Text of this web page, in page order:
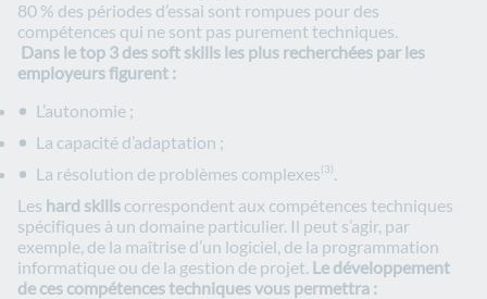
80 % des périodes d’essai sont rompues pour des
compétences qui ne sont pas purement techniques
Dans le top 3 des soft skills les plus recherchées par les
employeurs figurent :
L’autonomie ;
La capacité d’adaptation ;
La résolution de problèmes complexes(3)
Les hard skills correspondent aux compétences techniques
spécifiques à un domaine particulier. Il peut s’agir, par
exemple, de la maîtrise d’un logiciel, de la programmation
informatique ou de la gestion de projet. Le développement
de ces compétences techniquesvous permettra :